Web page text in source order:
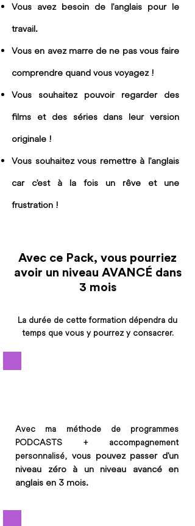
Vous avez besoin de l'anglais pour le
travail.
Vous en avez marre de ne pas vous faire
comprendre quand vous voyagez !
Vous souhaitez pouvoir regarder des
films et des séries dans leur version
originale !
Vous souhaitez vous remettre à l'anglais
car c'est à la fois un rêve et une
frustration !
Avec ce Pack, vous pourriez
avoir un niveau AVANCÉ dans
3 mois
La durée de cette formation dépendra du
temps que vous y pourrez y consacrer.
Avec ma méthode de programmes
PODCASTS + accompagnement
personnalisé, vous pouvez passer d'un
niveau zéro à un niveau avancé en
anglais en 3 mois.